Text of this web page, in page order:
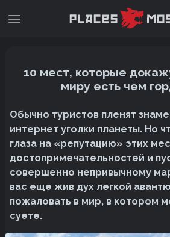
10 мест, которые
миру есть чем
Обычно туристов пленят
интернет уголки планеты. Но
глаза на «репутацию» этих
достопримечательностей и
совершенно непривычному
вас еще жив дух легкой
пожаловать в мир, в котором
суете.